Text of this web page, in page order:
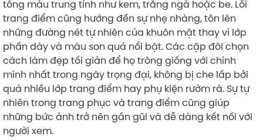
tông màu trung tính như kem, trắng ngà hoặc be. Lối
trang điểm cũng hướng đến sự nhẹ nhàng, tôn lên
những đường nét tự nhiên của khuôn mặt thay vì lớp
phấn dày và màu son quá nổi bật. Các cặp đôi chọn
cách làm đẹp tối giản để họ trông giống với chính
mình nhất trong ngày trọng đại, không bị che lấp bởi
quá nhiều lớp trang điểm hay phụ kiện rườm rà. Sự tự
nhiên trong trang phục và trang điểm cũng giúp
những bức ảnh trở nên gần gũi và dễ dàng kết nối với
người xem.